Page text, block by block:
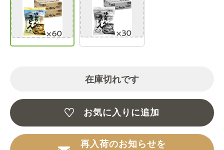
在庫切れです
お気に入りに追加
再入荷のお知らせを